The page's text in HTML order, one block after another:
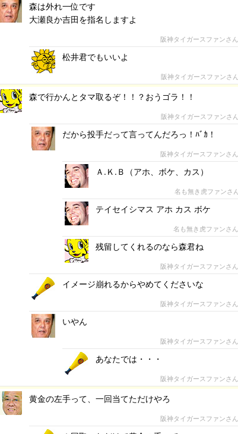
森は外れ一位です
大瀬良か吉田を指名しますよ
阪神タイガースファンさん
松井君でもいいよ
阪神タイガースファンさん
森で行かんとタマ取るぞ！！？おうゴラ！！
阪神タイガースファンさん
だから投手だって言ってんだろっ！ﾊﾞｶ！
阪神タイガースファンさん
Ａ.Ｋ.Ｂ（アホ、ボケ、カス）
名も無き虎ファンさん
テイセイシマス アホ カス ボケ
名も無き虎ファンさん
残留してくれるのなら森君ね
阪神タイガースファンさん
イメージ崩れるからやめてくださいな
阪神タイガースファンさん
いやん
阪神タイガースファンさん
あなたでは・・・
阪神タイガースファンさん
黄金の左手って、一回当てただけやろ
阪神タイガースファンさん